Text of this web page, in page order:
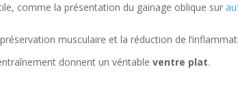
comme la présentation du gainage oblique sur
musculaire et la réduction de
donnent un véritableventre plat.